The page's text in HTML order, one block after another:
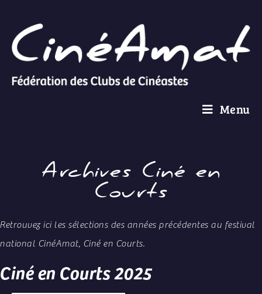
Menu
Archives Ciné en
Courts
Retrouvez ici les sélections des années précédentes au festival
national CinéAmat, Ciné en Courts.
Ciné en Courts 2025